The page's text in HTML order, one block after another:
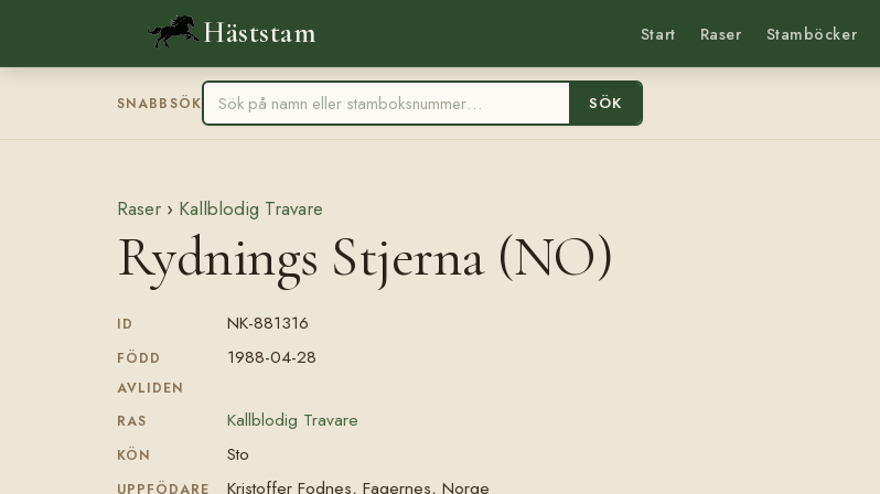
Häststam Start Raser Stamböcker
SNABBSÖK SÖK
Raser › Kallblodig Travare
Rydnings Stjerna (NO)
ID NK-881316
FÖDD 1988-04-28
AVLIDEN
RAS
Kallblodig Travare
KÖN Sto
UPPFÖDARE Kristoffer Fodnes, Fagernes, Norge